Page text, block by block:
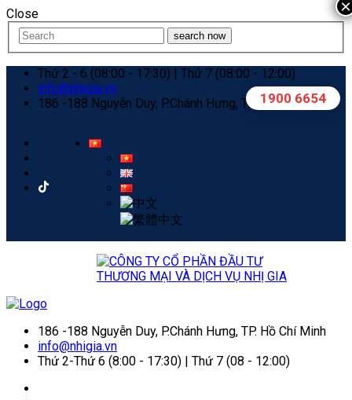
Close
search now
Thứ 2 - 6 (08:00 - 17:30) | Thứ 7 (08:00 - 12:00)
info@nhigia.vn
186 -188 Nguyễn Duy, P.Chánh Hưng, TP. Hồ Chí Minh
186 -188 Nguyễn Duy, P.Chánh Hưng, TP. Hồ Chí Minh
info@nhigia.vn
Thứ 2-Thứ 6 (8:00 - 17:30) | Thứ 7 (08 - 12:00)
1900 6654
×